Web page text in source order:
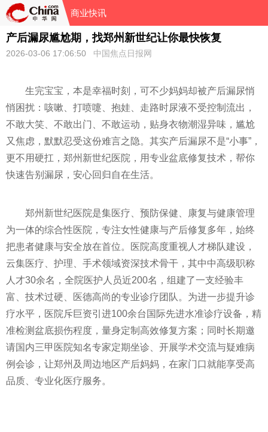
商业快讯
产后漏尿尴尬期，找郑州新世纪让你最快恢复
2026-03-06 17:06:50 中国焦点日报网
生完宝宝，本是幸福时刻，可不少妈妈却被产后漏尿悄
悄困扰：咳嗽、打喷嚏、抱娃、走路时尿液不受控制流出，
不敢大笑、不敢出门、不敢运动，贴身衣物潮湿异味，尴尬
又焦虑，默默忍受这份难言之隐。其实产后漏尿不是“小事”，
更不用硬扛，郑州新世纪医院，用专业盆底修复技术，帮你
快速告别漏尿，安心回归自在生活。
郑州新世纪医院是集医疗、预防保健、康复与健康管理
为一体的综合性医院，专注女性健康与产后修复多年，始终
把患者健康与安全放在首位。医院高度重视人才梯队建设，
云集医疗、护理、手术领域资深技术骨干，其中中高级职称
人才30余名，全院医护人员近200名，组建了一支经验丰
富、技术过硬、医德高尚的专业诊疗团队。为进一步提升诊
疗水平，医院斥巨资引进100余台国际先进水准诊疗设备，精
准检测盆底损伤程度，量身定制高效修复方案；同时长期邀
请国内三甲医院知名专家定期坐诊、开展学术交流与疑难病
例会诊，让郑州及周边地区产后妈妈，在家门口就能享受高
品质、专业化医疗服务。